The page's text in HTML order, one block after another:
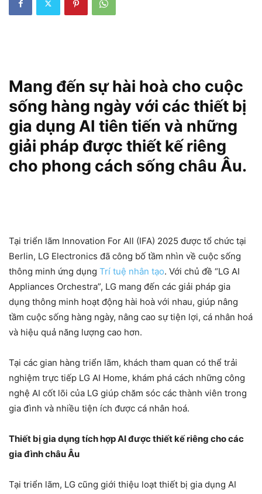
Mang đến sự hài hoà cho cuộc
sống hàng ngày với các thiết bị
gia dụng AI tiên tiến và những
giải pháp được thiết kế riêng
cho phong cách sống châu Âu.
Tại triển lãm Innovation For All (IFA) 2025 được tổ chức tại
Berlin, LG Electronics đã công bố tầm nhìn về cuộc sống
thông minh ứng dụng Trí tuệ nhân tạo. Với chủ đề “LG AI
Appliances Orchestra”, LG mang đến các giải pháp gia
dụng thông minh hoạt động hài hoà với nhau, giúp nâng
tầm cuộc sống hàng ngày, nâng cao sự tiện lợi, cá nhân hoá
và hiệu quả năng lượng cao hơn.
Tại các gian hàng triển lãm, khách tham quan có thể trải
nghiệm trực tiếp LG AI Home, khám phá cách những công
nghệ AI cốt lõi của LG giúp chăm sóc các thành viên trong
gia đình và nhiều tiện ích được cá nhân hoá.
Thiết bị gia dụng tích hợp AI được thiết kế riêng cho các
gia đình châu Âu
Tại triển lãm, LG cũng giới thiệu loạt thiết bị gia dụng AI